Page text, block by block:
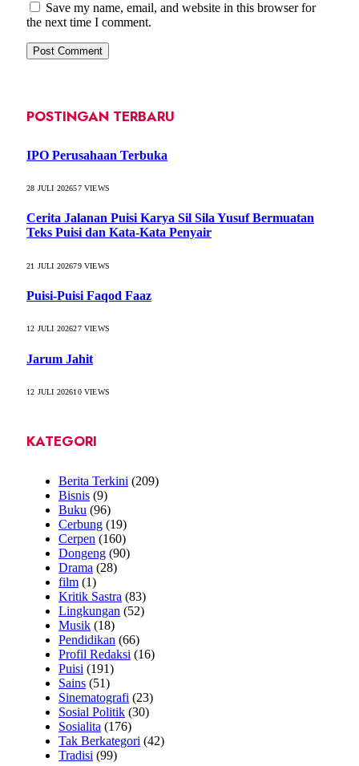
Save my name, email, and website in this browser for
the next time I comment.
POSTINGAN TERBARU
IPO Perusahaan Terbuka
28 JULI 202657VIEWS
Cerita Jalanan Puisi Karya Sil Sila Yusuf Bermuatan
Teks Puisi dan Kata-Kata Penyair
21 JULI 202679VIEWS
Puisi-Puisi Faqod Faaz
12 JULI 202627VIEWS
Jarum Jahit
12 JULI 202610VIEWS
KATEGORI
Berita Terkini (209)
Bisnis (9)
Buku (96)
Cerbung (19)
Cerpen (160)
Dongeng (90)
Drama (28)
film (1)
Kritik Sastra (83)
Lingkungan (52)
Musik (18)
Pendidikan (66)
Profil Redaksi (16)
Puisi (191)
Sains (51)
Sinematografi (23)
Sosial Politik (30)
Sosialita (176)
Tak Berkategori (42)
Tradisi (99)